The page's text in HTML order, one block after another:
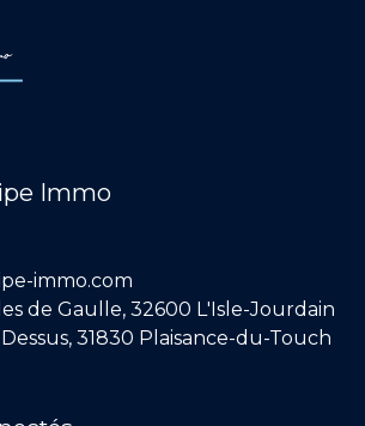
Immo
immo.com
de Gaulle, 32600 L'Isle-Jourdain
31830 Plaisance-du-Touch